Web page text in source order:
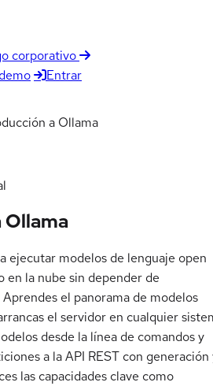
corporativo
Entrar
a Ollama
ejecutar modelos de lenguaje open
en la nube sin depender de
el panorama de modelos
el servidor en cualquier
desde la línea de comandos y
a la API REST con generación
las capacidades clave como